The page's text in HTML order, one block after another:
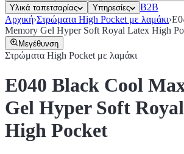
Υλικά ταπετσαρίας
Υπηρεσίες
Β2Β
Αρχική›Στρώματα High Pocket με λαμάκι›
Memory Gel Hyper Soft Royal Latex High
Μεγέθυνση
Στρώματα High Pocket με λαμάκι
E040 Black Cool
Gel Hyper Soft
High Pocket